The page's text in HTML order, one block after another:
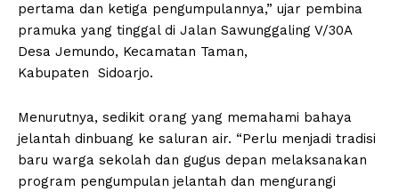
pertama dan ketiga pengumpulannya,” ujar pembina
pramuka yang tinggal di Jalan Sawunggaling V/30A
Desa Jemundo, Kecamatan Taman,
Kabupaten Sidoarjo.
Menurutnya, sedikit orang yang memahami bahaya
jelantah dinbuang ke saluran air. “Perlu menjadi tradisi
baru warga sekolah dan gugus depan melaksanakan
program pengumpulan jelantah dan mengurangi